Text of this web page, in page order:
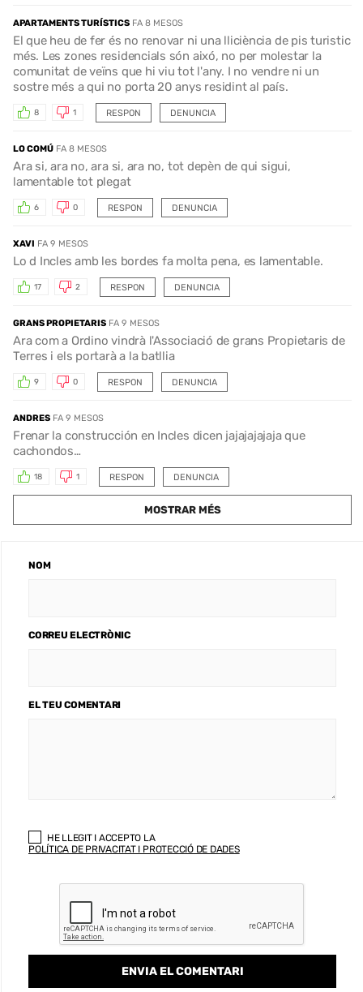
APARTAMENTS TURÍSTICS FA 8 MESOS
El que heu de fer és no renovar ni una lliciència de pis turistic
més. Les zones residencials són aixó, no per molestar la
comunitat de veïns que hi viu tot l'any. I no vendre ni un
sostre més a qui no porta 20 anys residint al país.
RESPON
8 1 DENUNCIA
LO COMÚ FA 8 MESOS
Ara si, ara no, ara si, ara no, tot depèn de qui sigui,
lamentable tot plegat
RESPON
6 0 DENUNCIA
XAVI FA 9 MESOS
Lo d Incles amb les bordes fa molta pena, es lamentable.
RESPON
17 2 DENUNCIA
GRANS PROPIETARIS FA 9 MESOS
Ara com a Ordino vindrà l'Associació de grans Propietaris de
Terres i els portarà a la batllia
RESPON
9 0 DENUNCIA
ANDRES FA 9 MESOS
Frenar la construcción en Incles dicen jajajajajaja que
cachondos…
RESPON
18 1 DENUNCIA
MOSTRAR MÉS
NOM
CORREU ELECTRÒNIC
EL TEU COMENTARI
HE LLEGIT I ACCEPTO LA
POLÍTICA DE PRIVACITAT I PROTECCIÓ DE DADES